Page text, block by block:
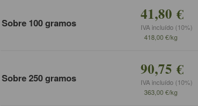
Sobre 100 gramos 41,80 €
IVA incluído (10%)
418,00 €/kg
Sobre 250 gramos 90,75 €
IVA incluído (10%)
363,00 €/kg